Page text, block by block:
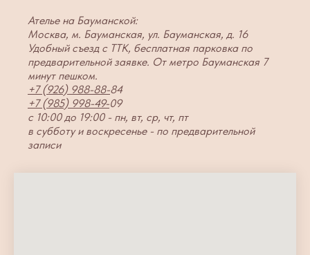
Ателье на Бауманской:
Москва, м. Бауманская, ул. Бауманская, д. 16
Удобный съезд с ТТК, бесплатная парковка по
предварительной заявке. От метро Бауманская 7
минут пешком.
+7 (926) 988-88-84
+7 (985) 998-49-09
с 10:00 до 19:00 - пн, вт, ср, чт, пт
в субботу и воскресенье - по предварительной
записи